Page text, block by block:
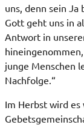
uns, denn sein Ja
Gott geht uns in
Antwort in
junge Menschen
Nachfolge.“
Im Herbst wird